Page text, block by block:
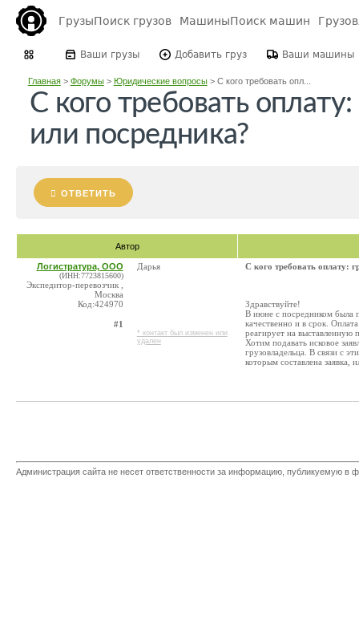
ГрузыПоиск грузов МашиныПоиск машин
Ваши грузы Добавить груз Ваши машины
Главная> Форумы> Юридические вопросы> С кого требовать опл...
С кого требовать
или посредника?
ОТВЕТИТЬ
Автор
Логистратура, ООО
(ИНН:7723815600)
Экспедитор-перевозчик ,
Москва
Код:424970
#1
Дарья
* контакт был изменен или
удален
С кого требовать оплату:
Здравствуйте!
В июне с посредником была
качественно и в срок.
реагирует на выставленную
Хотим подавать исковое
грузовладельца. В связи с
которым составлена заявка,
Администрация сайта не несет ответственности за информацию, публикуемую